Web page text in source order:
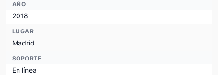
AÑO
2018
LUGAR
Madrid
SOPORTE
En línea